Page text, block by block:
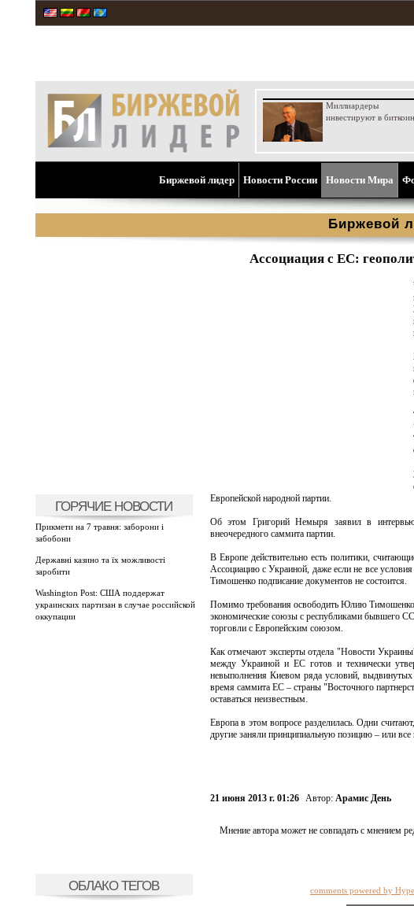
Миллиардеры
инвестируют в биткоин
Биржевой лидер Новости России Новости Мира
Биржевой
ГОРЯЧИЕ НОВОСТИ
Прикмети на 7 травня: заборони і
забобони
Державні казино та їх можливості
заробити
Washington Post: США поддержат
украинских партизан в случае российской
оккупации
ОБЛАКО ТЕГОВ
Ассоциация с ЕС:
Европейской народной партии.
Об этом Григорий Немыря заявил в
внеочередного саммита партии.
В Европе действительно есть политики,
Ассоциацию с Украиной, даже если не все
Тимошенко подписание документов не состоится.
Помимо требования освободить Юлию Тимошенко
экономические союзы с республиками бывшего
торговли с Европейским союзом.
Как отмечают эксперты отдела "Новости
между Украиной и ЕС готов и технически
невыполнения Киевом ряда условий,
время саммита ЕС – страны "Восточного
оставаться неизвестным.
Европа в этом вопросе разделилась. Одни
другие заняли принципиальную позицию – или все
21 июня 2013 г. 01:26 Автор: Арамис День
Мнение автора может не совпадать с мнением
comments powered by